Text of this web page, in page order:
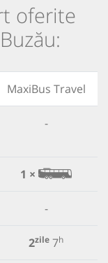
oferite
MaxiBus Travel
-
1 ×
-
2zile 7h